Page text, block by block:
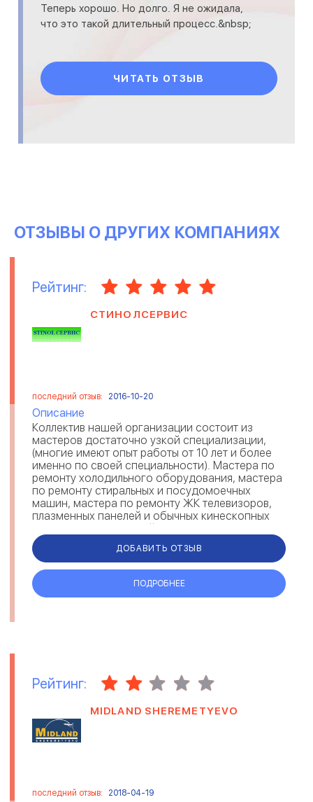
Теперь хорошо. Но долго. Я не ожидала,
что это такой длительный процесс.&nbsp;
ЧИТАТЬ ОТЗЫВ
ОТЗЫВЫ О ДРУГИХ КОМПАНИЯХ
Рейтинг:
СТИНОЛСЕРВИС
последний отзыв: 2016-10-20
Описание
Коллектив нашей организации состоит из
мастеров достаточно узкой специализации,
(многие имеют опыт работы от 10 лет и более
именно по своей специальности). Мастера по
ремонту холодильного оборудования, мастера
по ремонту стиральных и посудомоечных
машин, мастера по ремонту ЖК телевизоров,
плазменных панелей и обычных кинескопных
телевизоров, свч печей(микровол...
ДОБАВИТЬ ОТЗЫВ
ПОДРОБНЕЕ
Рейтинг:
MIDLAND SHEREMETYEVO
последний отзыв: 2018-04-19